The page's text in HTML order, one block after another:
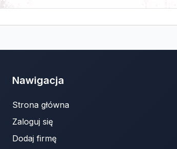
Nawigacja
Strona główna
Zaloguj się
Dodaj firmę